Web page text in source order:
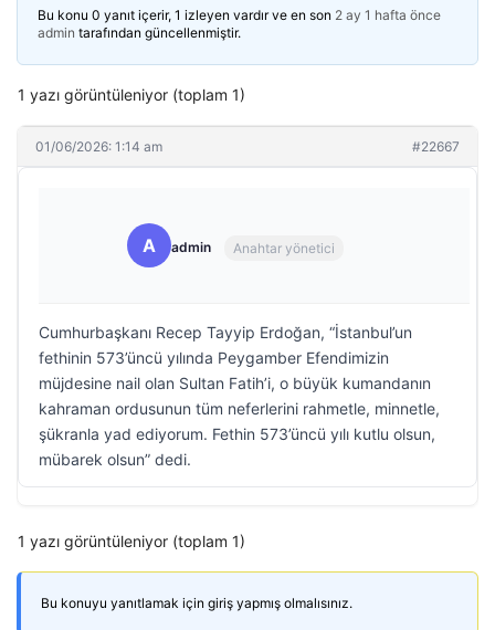
Bu konu 0 yanıt içerir, 1 izleyen vardır ve en son 2 ay 1 hafta önce
admin tarafından güncellenmiştir.
1 yazı görüntüleniyor (toplam 1)
01/06/2026: 1:14 am #22667
A admin Anahtar yönetici
Cumhurbaşkanı Recep Tayyip Erdoğan, “İstanbul’un
fethinin 573’üncü yılında Peygamber Efendimizin
müjdesine nail olan Sultan Fatih’i, o büyük kumandanın
kahraman ordusunun tüm neferlerini rahmetle, minnetle,
şükranla yad ediyorum. Fethin 573’üncü yılı kutlu olsun,
mübarek olsun” dedi.
1 yazı görüntüleniyor (toplam 1)
Bu konuyu yanıtlamak için giriş yapmış olmalısınız.